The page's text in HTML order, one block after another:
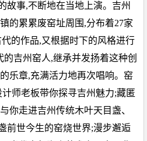
故事,不断地在当地上演。吉州
的累累废窑址周围,分布着27家
的作品,又根据时下的风格进行
的吉州窑人,继承并发扬着这种创
乐章,充满活力地再次唱响。窑
师老板带你探寻吉州魅力;藏匿
你走进吉州传统木叶天目盏、
前世今生的窑烧世界;漫步邂逅